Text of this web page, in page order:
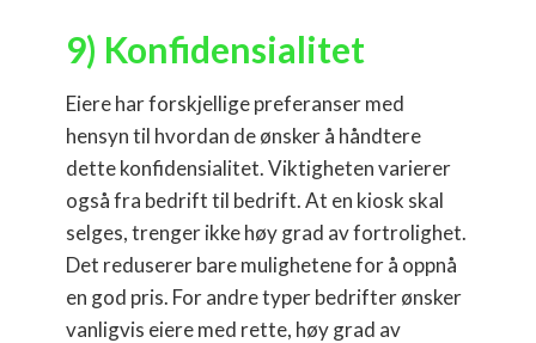
9) Konfidensialitet
Eiere har forskjellige preferanser med
hensyn til hvordan de ønsker å håndtere
dette konfidensialitet. Viktigheten varierer
også fra bedrift til bedrift. At en kiosk skal
selges, trenger ikke høy grad av fortrolighet.
Det reduserer bare mulighetene for å oppnå
en god pris. For andre typer bedrifter ønsker
vanligvis eiere med rette, høy grad av